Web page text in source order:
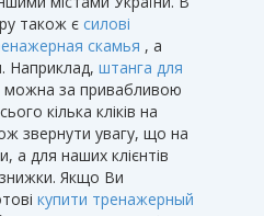
також є силові
скамья , а
Наприклад, штанга для
можна за привабливою
кілька кліків на
звернути увагу, що на
а для наших клієнтів
Якщо Ви
купити тренажерный